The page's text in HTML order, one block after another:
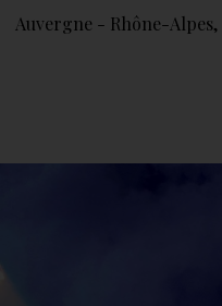
Auvergne - Rhône-Alpes,